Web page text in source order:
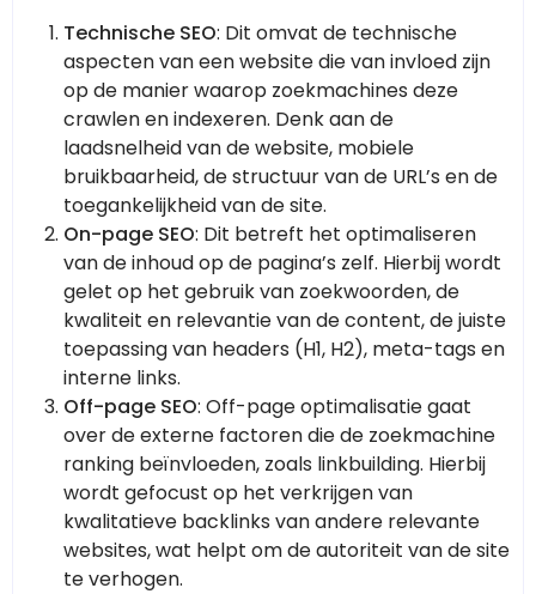
Technische SEO: Dit omvat de technische
aspecten van een website die van invloed zijn
op de manier waarop zoekmachines deze
crawlen en indexeren. Denk aan de
laadsnelheid van de website, mobiele
bruikbaarheid, de structuur van de URL’s en de
toegankelijkheid van de site.
On-page SEO: Dit betreft het optimaliseren
van de inhoud op de pagina’s zelf. Hierbij wordt
gelet op het gebruik van zoekwoorden, de
kwaliteit en relevantie van de content, de juiste
toepassing van headers (H1, H2), meta-tags en
interne links.
Off-page SEO: Off-page optimalisatie gaat
over de externe factoren die de zoekmachine
ranking beïnvloeden, zoals linkbuilding. Hierbij
wordt gefocust op het verkrijgen van
kwalitatieve backlinks van andere relevante
websites, wat helpt om de autoriteit van de site
te verhogen.